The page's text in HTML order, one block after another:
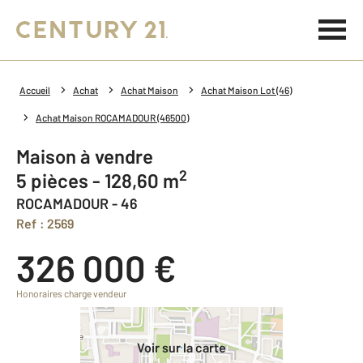
Accueil Achat Achat Maison Achat Maison Lot (46)
Achat Maison ROCAMADOUR (46500)
Maison à vendre
5 pièces - 128,60 m2
ROCAMADOUR - 46
Ref : 2569
326 000 €
Honoraires charge vendeur
Voir sur la carte